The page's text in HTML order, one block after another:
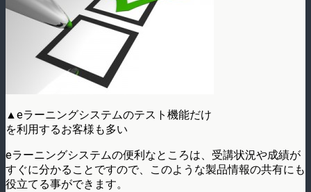
▲eラーニングシステムのテスト機能だけ
を利用するお客様も多い
eラーニングシステムの便利なところは、受講状況や成績が
すぐに分かることですので、このような製品情報の共有にも
役立てる事ができます。